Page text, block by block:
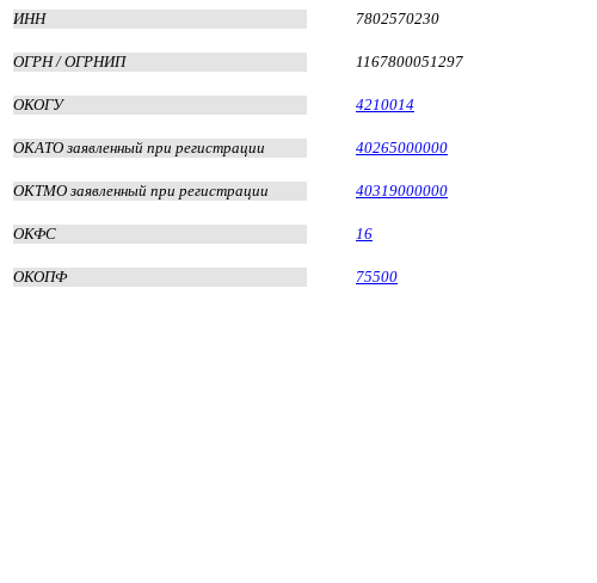
ИНН 7802570230
ОГРН / ОГРНИП 1167800051297
ОКОГУ 4210014
ОКАТО заявленный при регистрации 40265000000
ОКТМО заявленный при регистрации 40319000000
ОКФС 16
ОКОПФ 75500